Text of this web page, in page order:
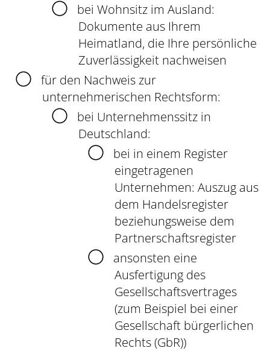
bei Wohnsitz im Ausland:
Dokumente aus Ihrem
Heimatland, die Ihre persönliche
Zuverlässigkeit nachweisen
für den Nachweis zur
unternehmerischen Rechtsform:
bei Unternehmenssitz in
Deutschland:
bei in einem Register
eingetragenen
Unternehmen: Auszug aus
dem Handelsregister
beziehungsweise dem
Partnerschaftsregister
ansonsten eine
Ausfertigung des
Gesellschaftsvertrages
(zum Beispiel bei einer
Gesellschaft bürgerlichen
Rechts (GbR))